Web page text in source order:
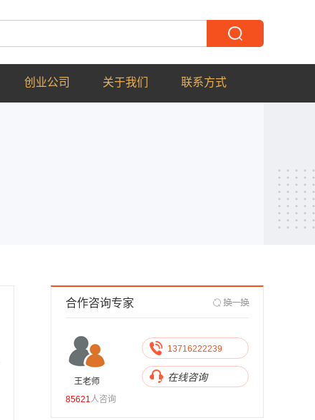
创业公司 关于我们 联系方式
合作咨询专家
王老师
13716222239
在线咨询
85621人咨询